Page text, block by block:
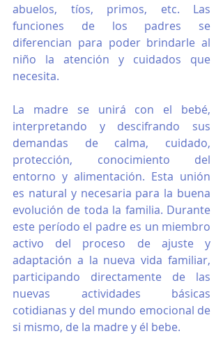
abuelos, tíos, primos, etc. Las
funciones de los padres se
diferencian para poder brindarle al
niño la atención y cuidados que
necesita.
La madre se unirá con el bebé,
interpretando y descifrando sus
demandas de calma, cuidado,
protección, conocimiento del
entorno y alimentación. Esta unión
es natural y necesaria para la buena
evolución de toda la familia. Durante
este período el padre es un miembro
activo del proceso de ajuste y
adaptación a la nueva vida familiar,
participando directamente de las
nuevas actividades básicas
cotidianas y del mundo emocional de
si mismo, de la madre y él bebe.